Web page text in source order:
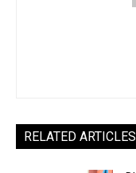
RELATED ARTICLES